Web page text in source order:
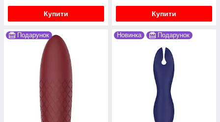
Купити Купити
Подарунок Новинка Подарунок